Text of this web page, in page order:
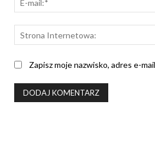
Zapisz moje nazwisko, adres e-